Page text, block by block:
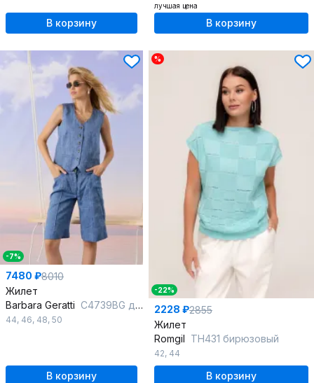
В корзину
лучшая цена
В корзину
-7%
7480 ₽8010
Жилет
Barbara Geratti С4739BG джинс
44, 46, 48, 50
В корзину
%
-22%
2228 ₽2855
Жилет
Romgil ТН431 бирюзовый
42, 44
В корзину